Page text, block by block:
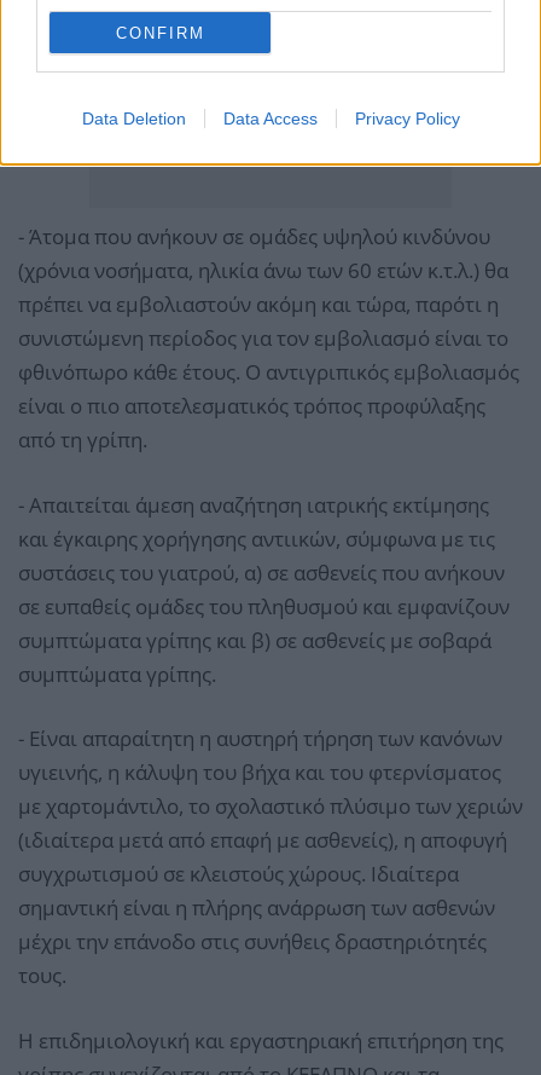
CONFIRM
Data Deletion Data Access Privacy Policy
- Άτομα που ανήκουν σε ομάδες υψηλού κινδύνου
(χρόνια νοσήματα, ηλικία άνω των 60 ετών κ.τ.λ.) θα
πρέπει να εμβολιαστούν ακόμη και τώρα, παρότι η
συνιστώμενη περίοδος για τον εμβολιασμό είναι το
φθινόπωρο κάθε έτους. Ο αντιγριπικός εμβολιασμός
είναι ο πιο αποτελεσματικός τρόπος προφύλαξης
από τη γρίπη.
- Απαιτείται άμεση αναζήτηση ιατρικής εκτίμησης
και έγκαιρης χορήγησης αντιικών, σύμφωνα με τις
συστάσεις του γιατρού, α) σε ασθενείς που ανήκουν
σε ευπαθείς ομάδες του πληθυσμού και εμφανίζουν
συμπτώματα γρίπης και β) σε ασθενείς με σοβαρά
συμπτώματα γρίπης.
- Είναι απαραίτητη η αυστηρή τήρηση των κανόνων
υγιεινής, η κάλυψη του βήχα και του φτερνίσματος
με χαρτομάντιλο, το σχολαστικό πλύσιμο των χεριών
(ιδιαίτερα μετά από επαφή με ασθενείς), η αποφυγή
συγχρωτισμού σε κλειστούς χώρους. Ιδιαίτερα
σημαντική είναι η πλήρης ανάρρωση των ασθενών
μέχρι την επάνοδο στις συνήθεις δραστηριότητές
τους.
Η επιδημιολογική και εργαστηριακή επιτήρηση της